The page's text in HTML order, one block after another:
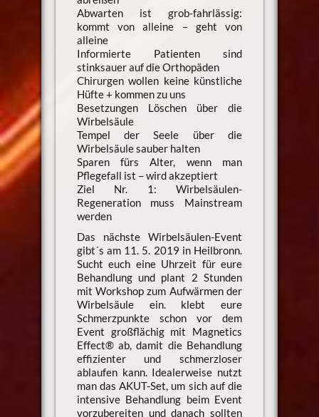
Abwarten ist grob-fahrlässig:
kommt von alleine – geht von
alleine
Informierte Patienten sind
stinksauer auf die Orthopäden
Chirurgen wollen keine künstliche
Hüfte + kommen zu uns
Besetzungen Löschen über die
Wirbelsäule
Tempel der Seele über die
Wirbelsäule sauber halten
Sparen fürs Alter, wenn man
Pflegefall ist – wird akzeptiert
Ziel Nr. 1: Wirbelsäulen-
Regeneration muss Mainstream
werden
Das nächste Wirbelsäulen-Event
gibt´s am 11. 5. 2019 in Heilbronn.
Sucht euch eine Uhrzeit für eure
Behandlung und plant 2 Stunden
mit Workshop zum Aufwärmen der
Wirbelsäule ein. klebt eure
Schmerzpunkte schon vor dem
Event großflächig mit Magnetics
Effect® ab, damit die Behandlung
effizienter und schmerzloser
ablaufen kann. Idealerweise nutzt
man das AKUT-Set, um sich auf die
intensive Behandlung beim Event
vorzubereiten und danach sollten